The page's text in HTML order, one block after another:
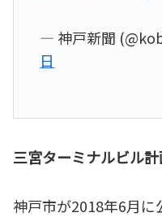
— 神戸新聞
日
三宮ターミナルビル
神戸市が2018年6月